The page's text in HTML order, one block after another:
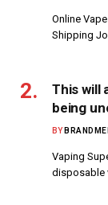
Online
Shipping
This will
being
BY
Vaping
disposable